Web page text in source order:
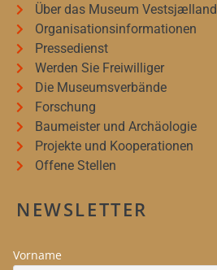
Über das Museum Vestsjælland
Organisationsinformationen
Pressedienst
Werden Sie Freiwilliger
Die Museumsverbände
Forschung
Baumeister und Archäologie
Projekte und Kooperationen
Offene Stellen
NEWSLETTER
Vorname